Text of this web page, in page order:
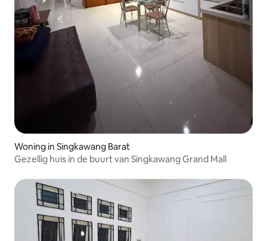
Woning in Singkawang Barat
Gezellig huis in de buurt van Singkawang Grand Mall